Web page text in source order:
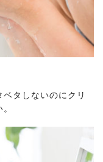
タしないのにクリ